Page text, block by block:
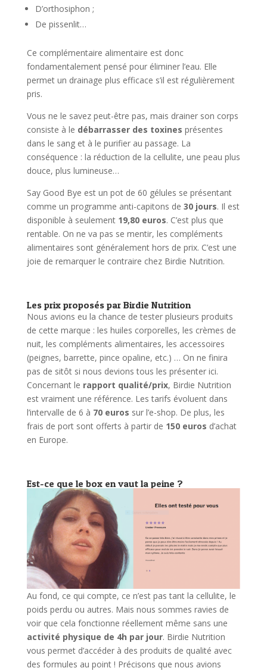
D’orthosiphon ;
De pissenlit…
Ce complémentaire alimentaire est donc
fondamentalement pensé pour éliminer l’eau. Elle
permet un drainage plus efficace s’il est régulièrement
pris.
Vous ne le savez peut-être pas, mais drainer son corps
consiste à le débarrasser des toxines présentes
dans le sang et à le purifier au passage. La
conséquence : la réduction de la cellulite, une peau plus
douce, plus lumineuse…
Say Good Bye est un pot de 60 gélules se présentant
comme un programme anti-capitons de 30 jours. Il est
disponible à seulement 19,80 euros. C’est plus que
rentable. On ne va pas se mentir, les compléments
alimentaires sont généralement hors de prix. C’est une
joie de remarquer le contraire chez Birdie Nutrition.
Les prix proposés par Birdie Nutrition
Nous avions eu la chance de tester plusieurs produits
de cette marque : les huiles corporelles, les crèmes de
nuit, les compléments alimentaires, les accessoires
(peignes, barrette, pince opaline, etc.) … On ne finira
pas de sitôt si nous devions tous les présenter ici.
Concernant le rapport qualité/prix, Birdie Nutrition
est vraiment une référence. Les tarifs évoluent dans
l’intervalle de 6 à 70 euros sur l’e-shop. De plus, les
frais de port sont offerts à partir de 150 euros d’achat
en Europe.
Est-ce que le box en vaut la peine ?
Au fond, ce qui compte, ce n’est pas tant la cellulite, le
poids perdu ou autres. Mais nous sommes ravies de
voir que cela fonctionne réellement même sans une
activité physique de 4h par jour. Birdie Nutrition
vous permet d’accéder à des produits de qualité avec
des formules au point ! Précisons que nous avions